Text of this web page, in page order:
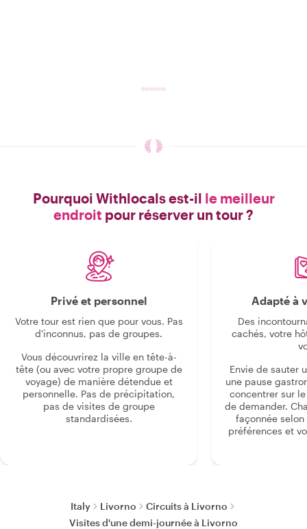
Pourquoi Withlocals est-il le meilleur
endroit pour réserver un tour ?
Privé et personnel
Votre tour est rien que pour vous. Pas
d'inconnus, pas de groupes.
Vous découvrirez la ville en tête-à-
tête (ou avec votre propre groupe de
voyage) de manière détendue et
personnelle. Pas de précipitation,
pas de visites de groupe
standardisées.
Adapté à
Des
cachés, votre
Envie de sauter
une pause
concentrer sur
de demander.
façonnée
préférences et
Italy Livorno
Circuits à Livorno
Visites d'une demi-journée à Livorno